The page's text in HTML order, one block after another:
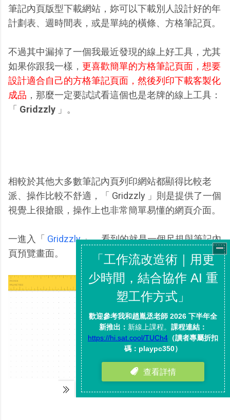
筆記內頁版型下載網站，妳可以下載別人設計好的年
計劃表、週時間表，或是單純的橫條、方格筆記頁。
不過其中漏掉了一個我最近發現的線上好工具，尤其
如果你跟我一樣， 更喜歡簡單的方格筆記頁面，想要
設計適合自己的方格筆記頁面，然後列印下載客製化
成品 ，那麼一定要試試看這個也是老牌的線上工具：
「 Gridzzly 」。
相較於其他大多數筆記內頁列印網站都顯得比較老
派、操作比較不舒適，「 Gridzzly 」則是提供了一個
視覺上很搶眼，操作上也非常簡單易懂的網頁介面。
一進入「 Gridzzly」，看到的就是一個尺規與筆記內
頁預覽畫面。